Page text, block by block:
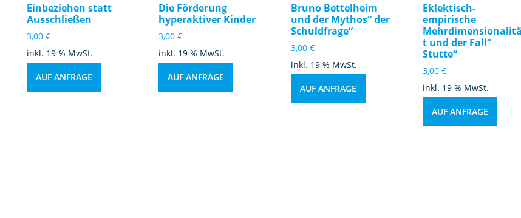
Einbeziehen statt
Ausschließen
3,00 €
inkl. 19 % MwSt.
AUF ANFRAGE
Die Förderung
hyperaktiver Kinder
3,00€
inkl. 19 % MwSt.
AUF ANFRAGE
Bruno Bettelheim
und der Mythos“ der
Schuldfrage“
3,00 €
inkl. 19 % MwSt.
AUF ANFRAGE
Eklektisch-
empirische
Mehrdimensionalitä
t und der Fall“
Stutte“
3,00 €
inkl. 19 % MwSt.
AUF ANFRAGE